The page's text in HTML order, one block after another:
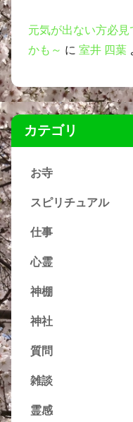
元気が出ない方必
かも～ に 室井 四葉
カテゴリ
お寺
スピリチュアル
仕事
心霊
神棚
神社
質問
雑談
霊感